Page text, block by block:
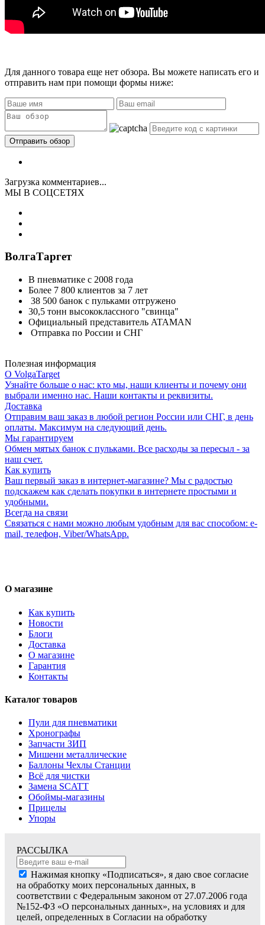
Для данного товара еще нет обзора. Вы можете написать его и
отправить нам при помощи формы ниже:
Загрузка комментариев...
МЫ В СОЦСЕТЯХ
ВолгаТаргет
В пневматике с 2008 года
Более 7 800 клиентов за 7 лет
38 500 банок с пульками отгружено
30,5 тонн высококлассного "свинца"
Официальный представитель ATAMAN
Отправка по России и СНГ
Полезная информация
О VolgaTarget
Узнайте больше о нас: кто мы, наши клиенты и почему они
выбрали именно нас. Наши контакты и реквизиты.
Доставка
Отправим ваш заказ в любой регион России или СНГ, в день
оплаты. Максимум на следующий день.
Мы гарантируем
Обмен мятых банок с пульками. Все расходы за пересыл - за
наш счет.
Как купить
Ваш первый заказ в интернет-магазине? Мы с радостью
подскажем как сделать покупки в интернете простыми и
удобными.
Всегда на связи
Связаться с нами можно любым удобным для вас способом: e-
mail, телефон, Viber/WhatsApp.
О магазине
Как купить
Новости
Блоги
Доставка
О магазине
Гарантия
Контакты
Каталог товаров
Пули для пневматики
Хронографы
Запчасти ЗИП
Мишени металлические
Баллоны Чехлы Станции
Всё для чистки
Замена SCATT
Обоймы-магазины
Прицелы
Упоры
РАССЫЛКА
Нажимая кнопку «Подписаться», я даю свое согласие
на обработку моих персональных данных, в
соответствии с Федеральным законом от 27.07.2006 года
№152-ФЗ «О персональных данных», на условиях и для
целей, определенных в Согласии на обработку